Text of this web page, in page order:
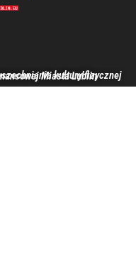
jest przy pomocy finansowej Miasta Lublin